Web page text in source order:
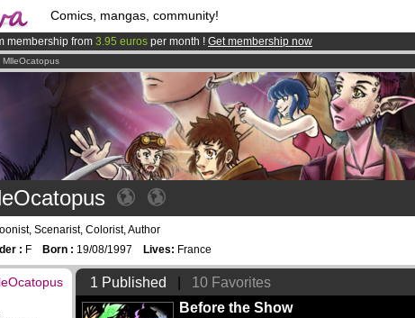
Comics, mangas, community!
membership from 3.95 euros per month ! Get membership now
100000membersand 1000comics & mangas!.
Kickstarter is now LIVE!.
MlleOcatopus
Scenarist, Colorist, Author
: F Born : 19/08/1997 Lives: France
1 Published 10 Favorites
Before the Show